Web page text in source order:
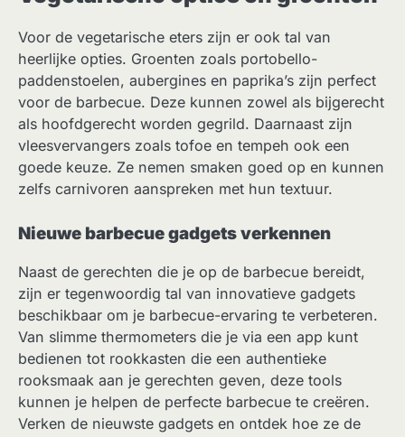
Voor de vegetarische eters zijn er ook tal van
heerlijke opties. Groenten zoals portobello-
paddenstoelen, aubergines en paprika’s zijn perfect
voor de barbecue. Deze kunnen zowel als bijgerecht
als hoofdgerecht worden gegrild. Daarnaast zijn
vleesvervangers zoals tofoe en tempeh ook een
goede keuze. Ze nemen smaken goed op en kunnen
zelfs carnivoren aanspreken met hun textuur.
Nieuwe barbecue gadgets verkennen
Naast de gerechten die je op de barbecue bereidt,
zijn er tegenwoordig tal van innovatieve gadgets
beschikbaar om je barbecue-ervaring te verbeteren.
Van slimme thermometers die je via een app kunt
bedienen tot rookkasten die een authentieke
rooksmaak aan je gerechten geven, deze tools
kunnen je helpen de perfecte barbecue te creëren.
Verken de nieuwste gadgets en ontdek hoe ze de